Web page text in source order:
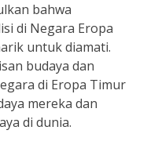
bahwa
di Negara Eropa
untuk diamati.
budaya dan
di Eropa Timur
mereka dan
di dunia.